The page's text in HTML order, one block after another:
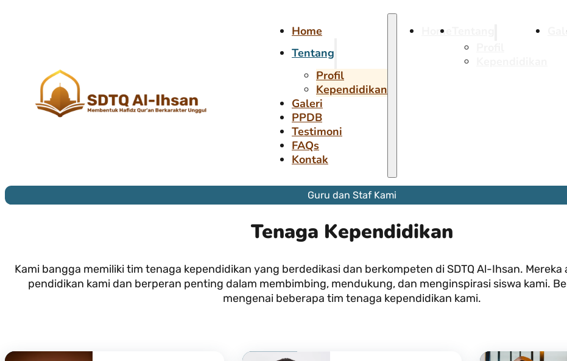
Home
Tentang
Profil
Kependidikan
Galeri
PPDB
Testimoni
FAQs
Kontak
Home
Guru dan Staf Kami
Tenaga Kependidikan
Kami bangga memiliki tim tenaga kependidikan yang berdedikasi dan berkompeten di SDTQ Al-Ihsan.
pendidikan kami dan berperan penting dalam membimbing, mendukung, dan menginspirasi siswa kami.
mengenai beberapa tim tenaga kependidikan kami.